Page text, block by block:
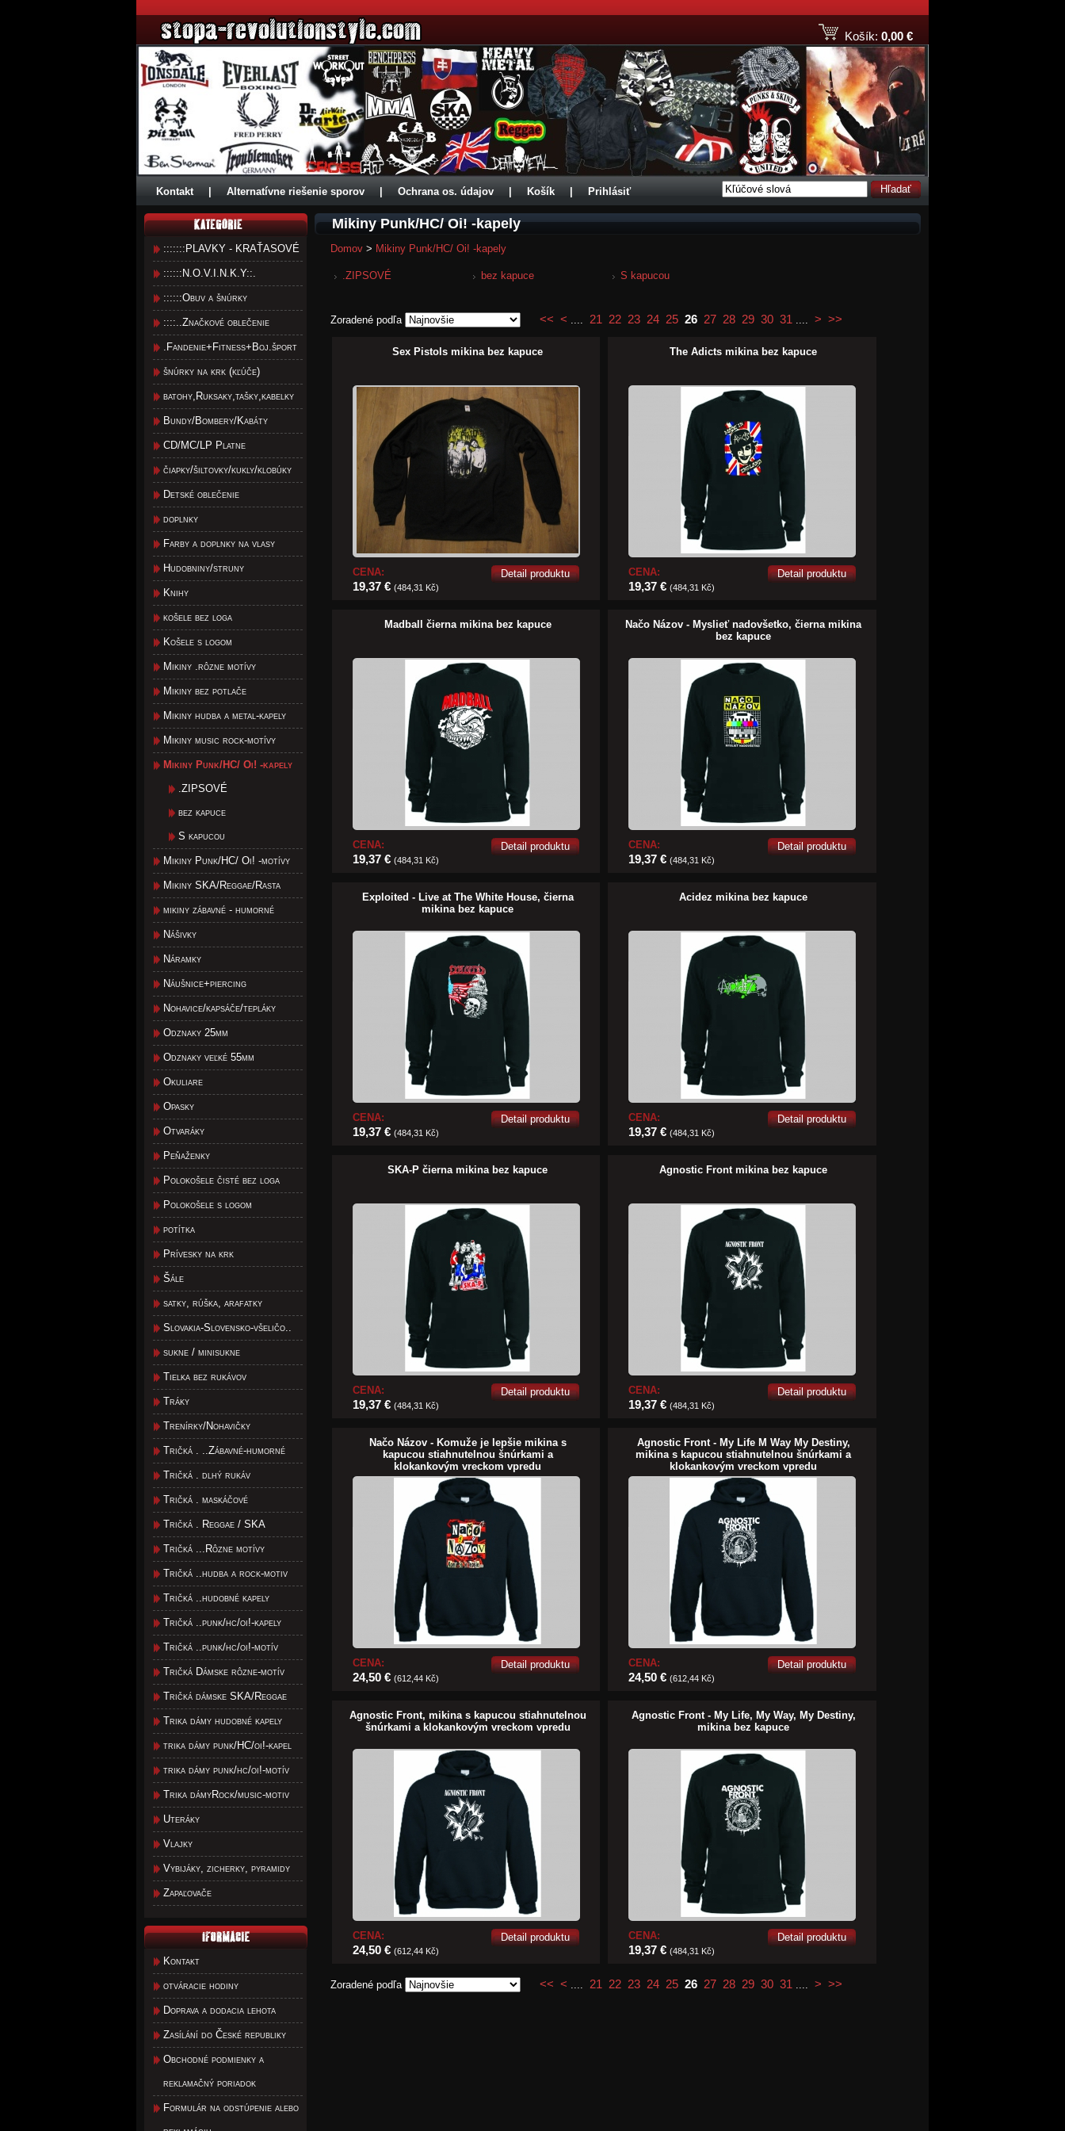
Košík: 0,00 €
Kontakt Alternatívne riešenie sporov Ochrana os. údajov Košík Prihlásiť Hľadať
:::::::PLAVKY - KRAŤASOVÉ
::::::N.O.V.I.N.K.Y::.
::::::Obuv a šnúrky
::::..Značkové oblečenie
.Fandenie+Fitness+Boj.šport
šnúrky na krk (kľúče)
batohy,Ruksaky,tašky,kabelky
Bundy/Bombery/Kabáty
CD/MC/LP Platne
čiapky/šiltovky/kukly/klobúky
Detské oblečenie
doplnky
Farby a doplnky na vlasy
Hudobniny/struny
Knihy
košele bez loga
Košele s logom
Mikiny .rôzne motívy
Mikiny bez potlače
Mikiny hudba a metal-kapely
Mikiny music rock-motívy
Mikiny Punk/HC/ Oi! -kapely
.ZIPSOVÉ
bez kapuce
S kapucou
Mikiny Punk/HC/ Oi! -motívy
Mikiny SKA/Reggae/Rasta
mikiny zábavné - humorné
Nášivky
Náramky
Náušnice+piercing
Nohavice/kapsáče/tepláky
Odznaky 25mm
Odznaky veľké 55mm
Okuliare
Opasky
Otvaráky
Peňaženky
Polokošele čisté bez loga
Polokošele s logom
potítka
Prívesky na krk
Šále
satky, rúška, arafatky
Slovakia-Slovensko-všeličo..
sukne / minisukne
Tielka bez rukávov
Tráky
Trenírky/Nohavičky
Tričká . ..Zábavné-humorné
Tričká . dlhý rukáv
Tričká . maskáčové
Tričká . Reggae / SKA
Tričká ...Rôzne motívy
Tričká ..hudba a rock-motiv
Tričká ..hudobné kapely
Tričká ..punk/hc/oi!-kapely
Tričká ..punk/hc/oi!-motív
Tričká Dámske rôzne-motív
Tričká dámske SKA/Reggae
Trika dámy hudobné kapely
trika dámy punk/HC/oi!-kapel
trika dámy punk/hc/oi!-motív
Trika dámyRock/music-motiv
Uteráky
Vlajky
Vybijáky, zicherky, pyramidy
Zapaľovače
Kontakt
otváracie hodiny
Doprava a dodacia lehota
Zasílání do České republiky
Obchodné podmienky a
reklamačný poriadok
Formulár na odstúpenie alebo
Mikiny Punk/HC/ Oi! -kapely
Domov > Mikiny Punk/HC/ Oi! -kapely
.ZIPSOVÉ bez kapuce S kapucou
Zoradené podľa << < .... 21 22 23 24 25 26 27 28 29 30 31 .... > >>
Sex Pistols mikina bez kapuce
CENA:
19,37 € (484,31 Kč)
Detail produktu
The Adicts mikina bez kapuce
CENA:
19,37 €(484,31 Kč)
Detail produktu
Madball čierna mikina bez kapuce
CENA:
19,37 € (484,31 Kč)
Detail produktu
Načo Názov - Myslieť nadovšetko, čierna mikina
bez kapuce
CENA:
19,37 €(484,31 Kč)
Detail produktu
Exploited - Live at The White House, čierna
mikina bez kapuce
CENA:
19,37 € (484,31 Kč)
Detail produktu
Acidez mikina bez kapuce
CENA:
19,37 €(484,31 Kč)
Detail produktu
SKA-P čierna mikina bez kapuce
CENA:
19,37 € (484,31 Kč)
Detail produktu
Agnostic Front mikina bez kapuce
CENA:
19,37 €(484,31 Kč)
Detail produktu
Načo Názov - Komuže je lepšie mikina s
kapucou stiahnutelnou šnúrkami a
klokankovým vreckom vpredu
CENA:
24,50 € (612,44 Kč)
Detail produktu
Agnostic Front - My Life M Way My Destiny,
mikina s kapucou stiahnutelnou šnúrkami a
klokankovým vreckom vpredu
CENA:
24,50 €(612,44 Kč)
Detail produktu
Agnostic Front, mikina s kapucou stiahnutelnou
šnúrkami a klokankovým vreckom vpredu
CENA:
24,50 € (612,44 Kč)
Detail produktu
Agnostic Front - My Life, My Way, My Destiny,
mikina bez kapuce
CENA:
19,37 €(484,31 Kč)
Detail produktu
Zoradené podľa << < .... 21 22 23 24 25 26 27 28 29 30 31 .... > >>